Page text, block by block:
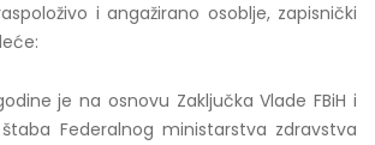
i angažirano osoblje, zapisnički
je na osnovu Zaključka Vlade FBiH i
Federalnog ministarstva zdravstva